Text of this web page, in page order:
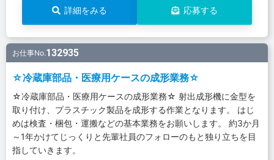
詳細をみる 応募する
お仕事No.132935
☆冷蔵庫部品・医療用ケースの成形業務☆
☆冷蔵庫部品・医療用ケースの成形業務☆ 射出成形機に金型を
取り付け、プラスチック製品を成形する作業となります。 はじ
めは検査・梱包・運搬などの基本業務をお願いします。 約3か月
～1年かけてじっくりと先輩社員のフォローのもと独り立ちを目
指していきます。